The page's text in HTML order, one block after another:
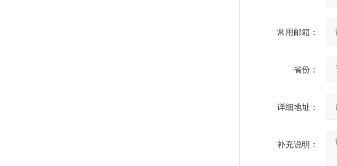
常用邮箱：
省份：
详细地址：
补充说明：